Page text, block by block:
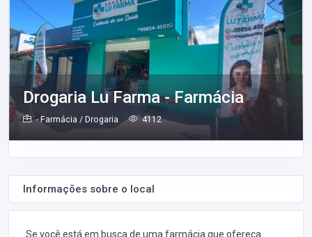
Drogaria Lu Farma - Farmácia
- Farmácia / Drogaria 4112
Informações sobre o local
Se você está em busca de uma farmácia que ofereça